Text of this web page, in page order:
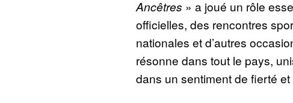
Ancêtres » a joué un rôle
officielles, des rencontres
nationales et d’autres
résonne dans tout le pays,
dans un sentiment de fierté et